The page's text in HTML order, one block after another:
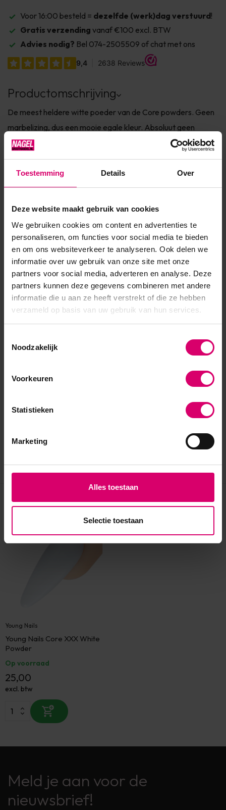
Toestemming Details Over
Deze website maakt gebruik van cookies
We gebruiken cookies om content en advertenties te
personaliseren, om functies voor social media te bieden
en om ons websiteverkeer te analyseren. Ook delen we
informatie over uw gebruik van onze site met onze
partners voor social media, adverteren en analyse. Deze
partners kunnen deze gegevens combineren met andere
informatie die u aan ze heeft verstrekt of die ze hebben
verzameld op basis van uw gebruik van hun services.
Noodzakelijk
Voorkeuren
Statistieken
Marketing
Alles toestaan
Selectie toestaan
Voor 16:00 besteld = dezelfde (werk)dag verstuurd!
Gratis verzending vanaf €100 excl. BTW
Advies nodig? Bel 074-2505509 of chat met ons
Productomschrijving
De meest heldere witte poeder van de Core powders. Geen
marbelizing, dus een mooie egale kleur. Absoluut geen
luchtbelletjes!
Langzaam uithardende poeder.
Product specificaties
Artikelnummer 12428
SKU 110345
Eerder bekeken
Young Nails
Young Nails Core XXX White
Powder
Op voorraad
25,00
excl. btw
Meld je aan voor de
nieuwsbrief!